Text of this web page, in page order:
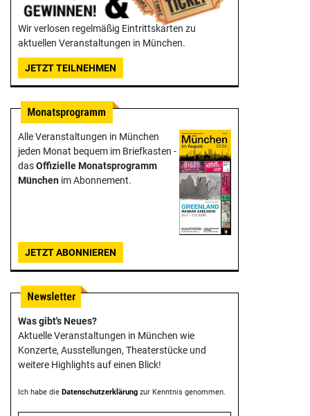
Wir verlosen regelmäßig Eintrittskarten zu
aktuellen Veranstaltungen in München.
JETZT TEILNEHMEN
Alle Veranstaltungen in München
jeden Monat bequem im Briefkasten -
dasOffizielle Monats­programm
München im Abonnement.
JETZT ABONNIEREN
Was gibt's Neues?
Aktuelle Veranstaltungen in München wie
Konzerte, Ausstellungen, Theater­stücke und
weitere Highlights auf einen Blick!
Ich habe die Datenschutzerklärung zur Kenntnis genommen.